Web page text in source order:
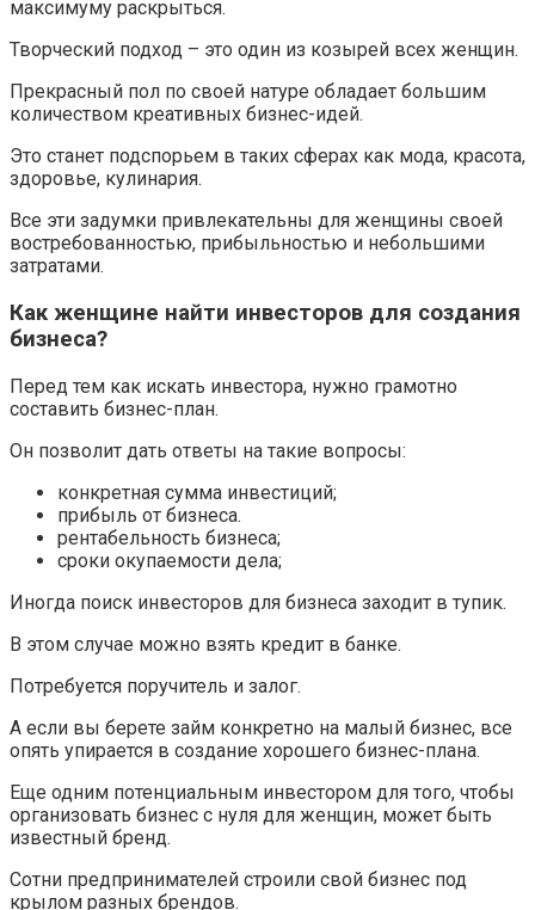
максимуму раскрыться.
Творческий подход – это один из козырей всех женщин.
Прекрасный пол по своей натуре обладает большим
количеством креативных бизнес-идей.
Это станет подспорьем в таких сферах как мода, красота,
здоровье, кулинария.
Все эти задумки привлекательны для женщины своей
востребованностью, прибыльностью и небольшими
затратами.
Как женщине найти инвесторов для создания
бизнеса?
Перед тем как искать инвестора, нужно грамотно
составить бизнес-план.
Он позволит дать ответы на такие вопросы:
конкретная сумма инвестиций;
прибыль от бизнеса.
рентабельность бизнеса;
сроки окупаемости дела;
Иногда поиск инвесторов для бизнеса заходит в тупик.
В этом случае можно взять кредит в банке.
Потребуется поручитель и залог.
А если вы берете займ конкретно на малый бизнес, все
опять упирается в создание хорошего бизнес-плана.
Еще одним потенциальным инвестором для того, чтобы
организовать бизнес с нуля для женщин, может быть
известный бренд.
Сотни предпринимателей строили свой бизнес под
крылом разных брендов.